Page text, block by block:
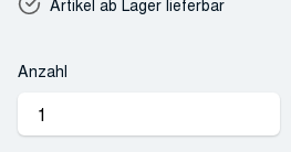
Artikel ab Lager lieferbar
Anzahl
Telefunken
TDP-